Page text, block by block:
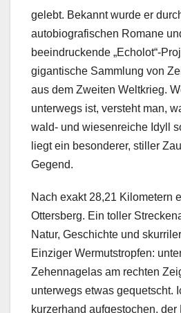
gelebt. Bekannt wurde er
autobiografischen Romane
beeindruckende „Echolot“-
gigantische Sammlung von
aus dem Zweiten Weltkrieg.
unterwegs ist, versteht man,
wald- und wiesenreiche Idyll
liegt ein besonderer, stiller
Gegend.
Nach exakt 28,21 Kilometern
Ottersberg. Ein toller
Natur, Geschichte und
Einziger Wermutstropfen:
Zehennagelas am rechten
unterwegs etwas gequetscht.
kurzerhand aufgestochen,